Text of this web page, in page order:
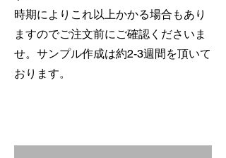
​時期によりこれ以上かかる場合もあり
ますのでご注文前にご確認くださいま
せ。サンプル作成は約2-3週間を頂いて
おります。